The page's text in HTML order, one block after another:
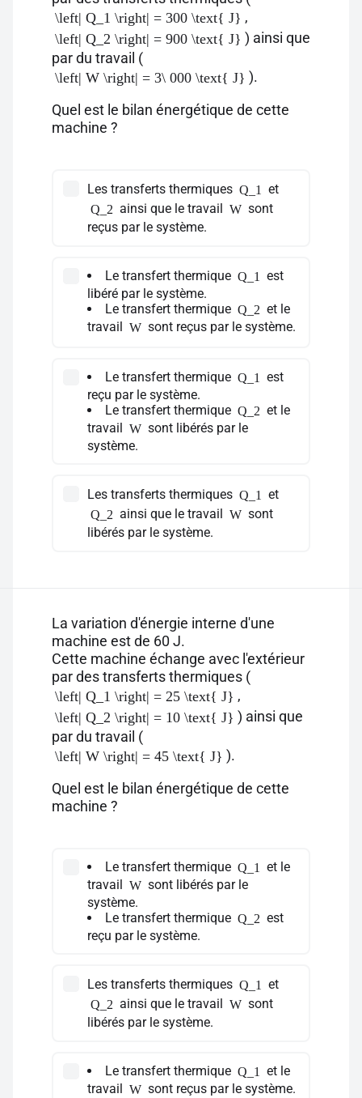
\left| Q_1 \right| = 300 \text{ J} ,
\left| Q_2 \right| = 900 \text{ J} ) ainsi que
par du travail (
\left| W \right| = 3\ 000 \text{ J} ).
Quel est le bilan énergétique de cette
machine ?
Les transferts thermiques Q_1 et
Q_2 ainsi que le travail W sont
reçus par le système.
Le transfert thermique Q_1
est
libéré par le système.
Le transfert thermique Q_2 et le
travail
W sont reçus par le système.
Le transfert thermique Q_1
est
reçu par le système.
Le transfert thermique Q_2 et le
travail
W sont libérés par le
système.
Les transferts thermiques Q_1 et
Q_2 ainsi que le travail W sont
libérés par le système.
La variation d'énergie interne d'une
machine est de 60 J.
Cette machine échange avec l'extérieur
par des transferts thermiques (
\left| Q_1 \right| = 25 \text{ J} ,
\left| Q_2 \right| = 10 \text{ J} ) ainsi que
par du travail (
\left| W \right| = 45 \text{ J} ).
Quel est le bilan énergétique de cette
machine ?
Le transfert thermique Q_1
et le
travail
W sont libérés par le
système.
Le transfert thermique Q_2 est
reçu par le système.
Les transferts thermiques Q_1 et
Q_2 ainsi que le travail W sont
libérés par le système.
Le transfert thermique Q_1
et le
travail
W sont reçus par le système.